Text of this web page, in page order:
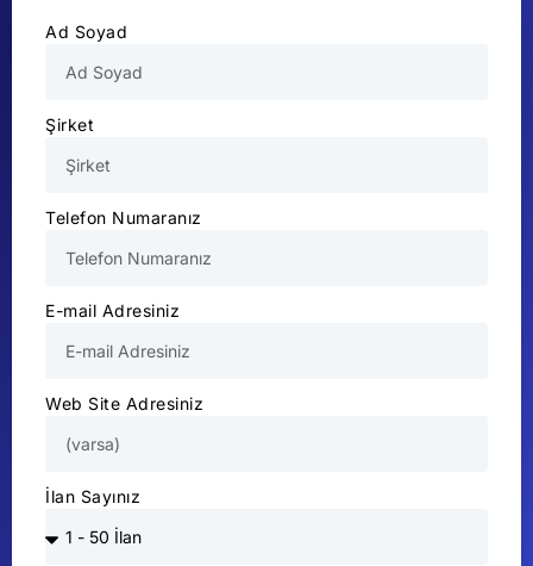
Ad Soyad
Şirket
Telefon Numaranız
E-mail Adresiniz
Web Site Adresiniz
İlan Sayınız